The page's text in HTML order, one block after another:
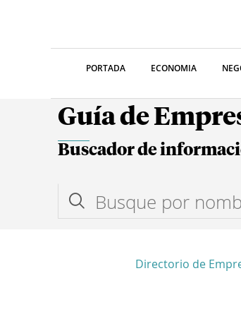
PORTADA ECONOMIA
Guía de
Buscador de
Directorio de